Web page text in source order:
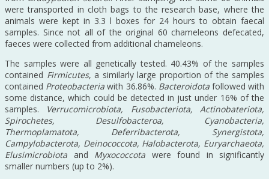
were transported in cloth bags to the research base, where the
animals were kept in 3.3 l boxes for 24 hours to obtain faecal
samples. Since not all of the original 60 chameleons defecated,
faeces were collected from additional chameleons.
The samples were all genetically tested. 40.43% of the samples
contained Firmicutes, a similarly large proportion of the samples
contained Proteobacteria with 36.86%. Bacteroidotafollowed with
some distance, which could be detected in just under 16% of the
samples. Verrucomicrobiota, Fusobacteriota, Actinobateriota,
Spirochetes, Desulfobacteroa, Cyanobacteria,
Thermoplamatota, Deferribacterota, Synergistota,
Campylobacterota, Deinococcota, Halobacterota, Euryarchaeota,
Elusimicrobiota and Myxococcota were found in significantly
smaller numbers (up to 2%).